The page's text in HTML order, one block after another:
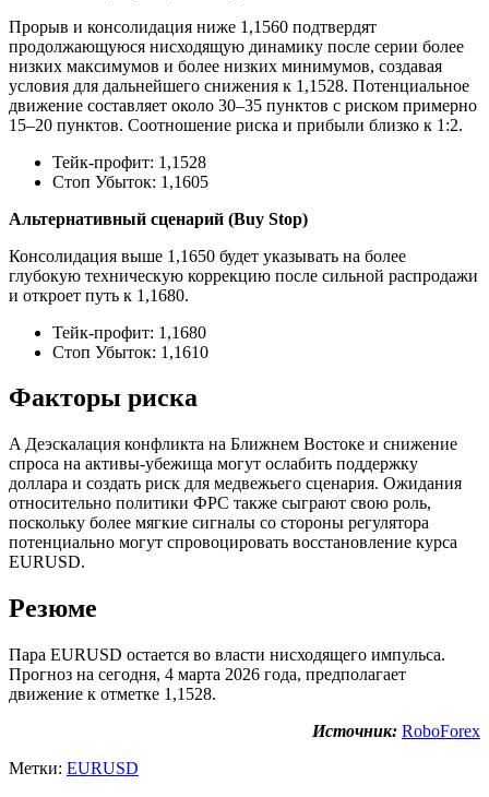
Прорыв и консолидация ниже 1,1560 подтвердят
продолжающуюся нисходящую динамику после серии более
низких максимумов и более низких минимумов, создавая
условия для дальнейшего снижения к 1,1528. Потенциальное
движение составляет около 30–35 пунктов с риском примерно
15–20 пунктов. Соотношение риска и прибыли близко к 1:2.
Тейк-профит: 1,1528
Стоп Убыток: 1,1605
Альтернативный сценарий (Buy Stop)
Консолидация выше 1,1650 будет указывать на более
глубокую техническую коррекцию после сильной распродажи
и откроет путь к 1,1680.
Тейк-профит: 1,1680
Стоп Убыток: 1,1610
Факторы риска
A Деэскалация конфликта на Ближнем Востоке и снижение
спроса на активы-убежища могут ослабить поддержку
доллара и создать риск для медвежьего сценария. Ожидания
относительно политики ФРС также сыграют свою роль,
поскольку более мягкие сигналы со стороны регулятора
потенциально могут спровоцировать восстановление курса
EURUSD.
Резюме
Пара EURUSD остается во власти нисходящего импульса.
Прогноз на сегодня, 4 марта 2026 года, предполагает
движение к отметке 1,1528.
Источник: RoboForex
Метки: EURUSD